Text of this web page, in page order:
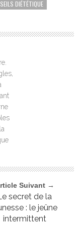
DIÉTÉTIQUE
Suivant →
secret de la
: le jeûne
intermittent